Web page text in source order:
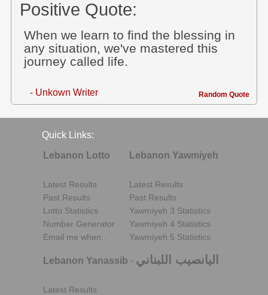
Positive Quote:
When we learn to find the blessing in
any situation, we've mastered this
journey called life.
- Unkown Writer Random Quote
Quick Links:
Lebanon Lotto
Latest Results
Past Results
Lotto Statistics
Number Generator
Email me when..
Lebanon Yawmiyeh
Latest Results
Past Results
Yawmiyeh 3 Statistics
Yawmiyeh 4 Statistics
Yawmiyeh 5 Statistics
Lebanon Yanassib - اليانصيب اللبناني
Latest Results